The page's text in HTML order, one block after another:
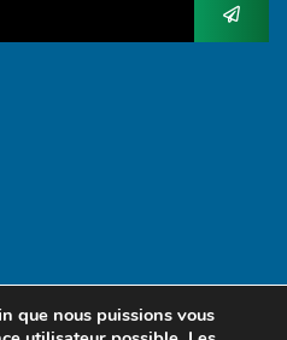
SENEGAL
que nous puissions vous